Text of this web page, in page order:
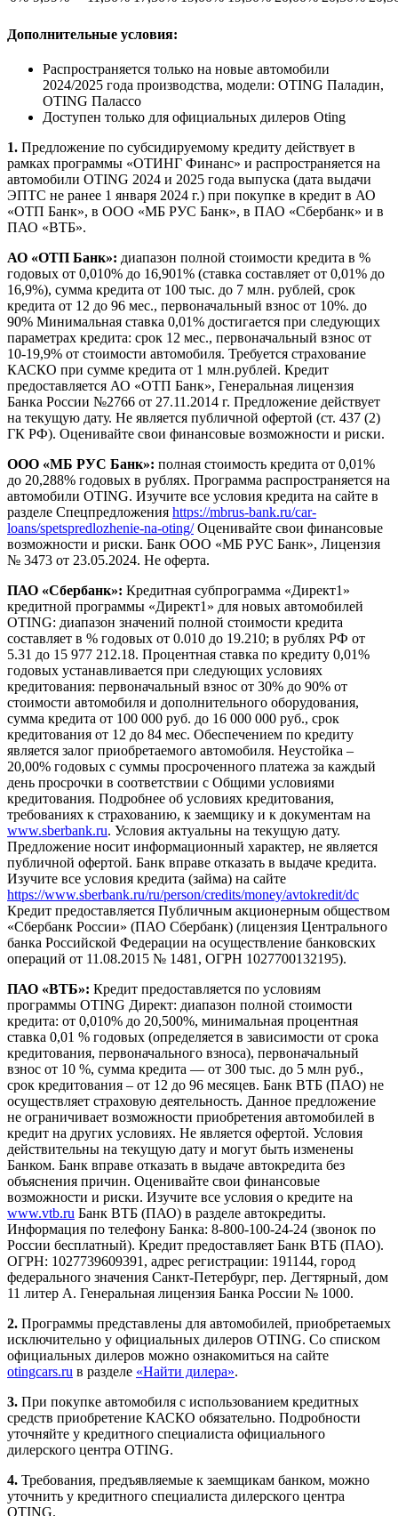
Дополнительные условия:
Распространяется только на новые автомобили
2024/2025 года производства, модели: OTING Паладин,
OTING Палассо
Доступен только для официальных дилеров Oting
1. Предложение по субсидируемому кредиту действует в
рамках программы «ОТИНГ Финанс» и распространяется на
автомобили OTING 2024 и 2025 года выпуска (дата выдачи
ЭПТС не ранее 1 января 2024 г.) при покупке в кредит в АО
«ОТП Банк», в ООО «МБ РУС Банк», в ПАО «Сбербанк» и в
ПАО «ВТБ».
АО «ОТП Банк»: диапазон полной стоимости кредита в %
годовых от 0,010% до 16,901% (ставка составляет от 0,01% до
16,9%), сумма кредита от 100 тыс. до 7 млн. рублей, срок
кредита от 12 до 96 мес., первоначальный взнос от 10%. до
90% Минимальная ставка 0,01% достигается при следующих
параметрах кредита: срок 12 мес., первоначальный взнос от
10-19,9% от стоимости автомобиля. Требуется страхование
КАСКО при сумме кредита от 1 млн.рублей. Кредит
предоставляется АО «ОТП Банк», Генеральная лицензия
Банка России №2766 от 27.11.2014 г. Предложение действует
на текущую дату. Не является публичной офертой (ст. 437 (2)
ГК РФ). Оценивайте свои финансовые возможности и риски.
ООО «МБ РУС Банк»: полная стоимость кредита от 0,01%
до 20,288% годовых в рублях. Программа распространяется на
автомобили OTING. Изучите все условия кредита на сайте в
разделе Спецпредложения https://mbrus-bank.ru/car-
loans/spetspredlozhenie-na-oting/Оценивайте свои финансовые
возможности и риски. Банк ООО «МБ РУС Банк», Лицензия
№ 3473 от 23.05.2024. Не оферта.
ПАО «Сбербанк»: Кредитная субпрограмма «Директ1»
кредитной программы «Директ1» для новых автомобилей
OTING: диапазон значений полной стоимости кредита
составляет в % годовых от 0.010 до 19.210; в рублях РФ от
5.31 до 15 977 212.18. Процентная ставка по кредиту 0,01%
годовых устанавливается при следующих условиях
кредитования: первоначальный взнос от 30% до 90% от
стоимости автомобиля и дополнительного оборудования,
сумма кредита от 100 000 руб. до 16 000 000 руб., срок
кредитования от 12 до 84 мес. Обеспечением по кредиту
является залог приобретаемого автомобиля. Неустойка –
20,00% годовых с суммы просроченного платежа за каждый
день просрочки в соответствии с Общими условиями
кредитования. Подробнее об условиях кредитования,
требованиях к страхованию, к заемщику и к документам на
www.sberbank.ru. Условия актуальны на текущую дату.
Предложение носит информационный характер, не является
публичной офертой. Банк вправе отказать в выдаче кредита.
Изучите все условия кредита (займа) на сайте
https://www.sberbank.ru/ru/person/credits/money/avtokredit/dc
Кредит предоставляется Публичным акционерным обществом
«Сбербанк России» (ПАО Сбербанк) (лицензия Центрального
банка Российской Федерации на осуществление банковских
операций от 11.08.2015 № 1481, ОГРН 1027700132195).
ПАО «ВТБ»: Кредит предоставляется по условиям
программы OTING Директ: диапазон полной стоимости
кредита: от 0,010% до 20,500%, минимальная процентная
ставка 0,01 % годовых (определяется в зависимости от срока
кредитования, первоначального взноса), первоначальный
взнос от 10 %, сумма кредита — от 300 тыс. до 5 млн руб.,
срок кредитования – от 12 до 96 месяцев. Банк ВТБ (ПАО) не
осуществляет страховую деятельность. Данное предложение
не ограничивает возможности приобретения автомобилей в
кредит на других условиях. Не является офертой. Условия
действительны на текущую дату и могут быть изменены
Банком. Банк вправе отказать в выдаче автокредита без
объяснения причин. Оценивайте свои финансовые
возможности и риски. Изучите все условия о кредите на
www.vtb.ru Банк ВТБ (ПАО) в разделе автокредиты.
Информация по телефону Банка: 8-800-100-24-24 (звонок по
России бесплатный). Кредит предоставляет Банк ВТБ (ПАО).
ОГРН: 1027739609391, адрес регистрации: 191144, город
федерального значения Санкт-Петербург, пер. Дегтярный, дом
11 литер А. Генеральная лицензия Банка России № 1000.
2. Программы представлены для автомобилей, приобретаемых
исключительно у официальных дилеров OTING. Со списком
официальных дилеров можно ознакомиться на сайте
otingcars.ru в разделе «Найти дилера».
3. При покупке автомобиля с использованием кредитных
средств приобретение КАСКО обязательно. Подробности
уточняйте у кредитного специалиста официального
дилерского центра OTING.
4. Требования, предъявляемые к заемщикам банком, можно
уточнить у кредитного специалиста дилерского центра
OTING.